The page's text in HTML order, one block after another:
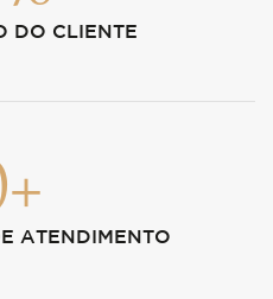
DO CLIENTE
ATENDIMENTO
+